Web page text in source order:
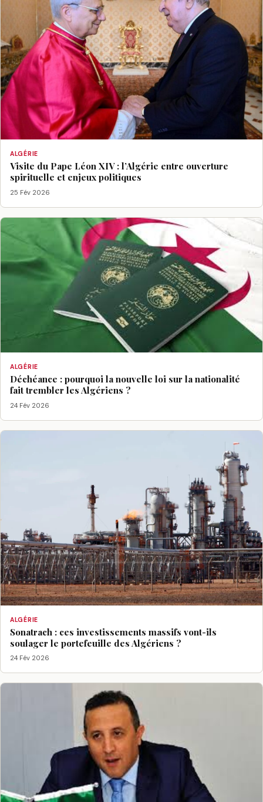
ALGÉRIE
Visite du Pape Léon XIV : l’Algérie entre ouverture
spirituelle et enjeux politiques
25 Fév 2026
ALGÉRIE
Déchéance : pourquoi la nouvelle loi sur la nationalité
fait trembler les Algériens ?
24 Fév 2026
ALGÉRIE
Sonatrach : ces investissements massifs vont-ils
soulager le portefeuille des Algériens ?
24 Fév 2026